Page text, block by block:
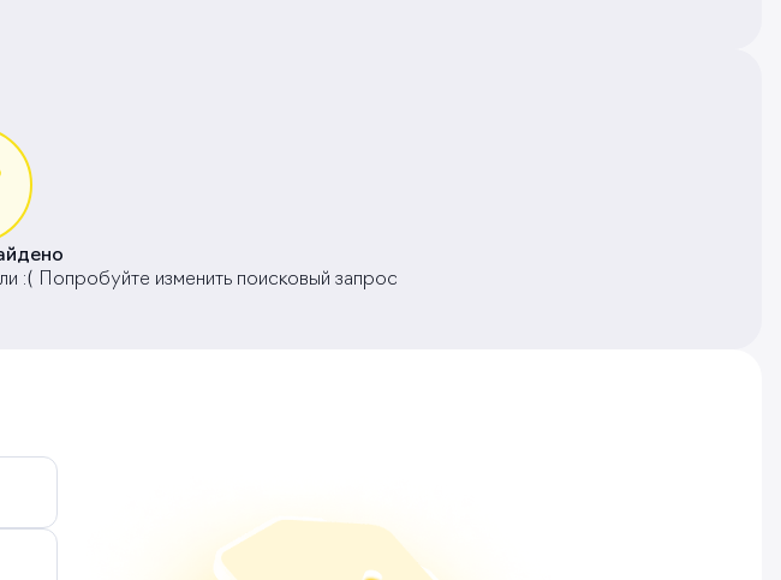
:( Попробуйте изменить поисковый запрос